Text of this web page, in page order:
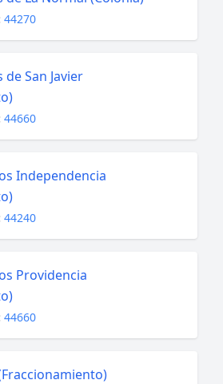
44270
de San Javier
44660
Independencia
44240
Providencia
44660